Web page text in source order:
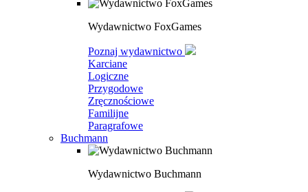
Wydawnictwo FoxGames
Poznaj wydawnictwo
Karciane
Logiczne
Przygodowe
Zręcznościowe
Familijne
Paragrafowe
Buchmann
Wydawnictwo Buchmann